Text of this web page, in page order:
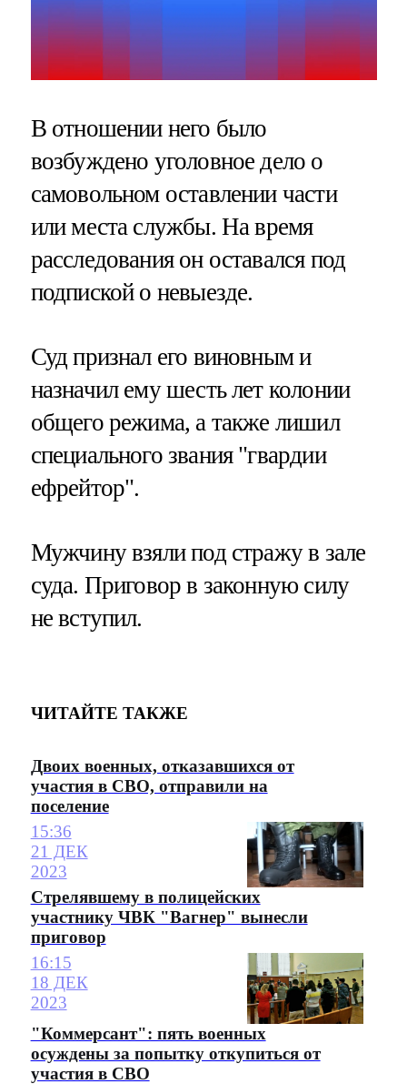
В отношении него было
возбуждено уголовное дело о
самовольном оставлении части
или места службы. На время
расследования он оставался под
подпиской о невыезде.
Суд признал его виновным и
назначил ему шесть лет колонии
общего режима, а также лишил
специального звания "гвардии
ефрейтор".
Мужчину взяли под стражу в зале
суда. Приговор в законную силу
не вступил.
ЧИТАЙТЕ ТАКЖЕ
Двоих военных, отказавшихся от
участия в СВО, отправили на
поселение
15:36
21 ДЕК
2023
Стрелявшему в полицейских
участнику ЧВК "Вагнер" вынесли
приговор
16:15
18 ДЕК
2023
"Коммерсант": пять военных
осуждены за попытку откупиться от
участия в СВО